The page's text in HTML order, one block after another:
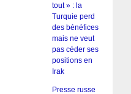
tout » : la
Turquie perd
des bénéfices
mais ne veut
pas céder ses
positions en
Irak
Presse russe